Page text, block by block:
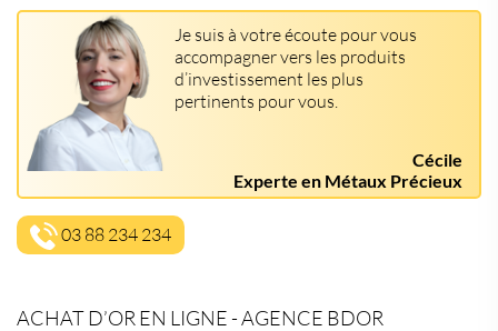
Je suis à votre écoute pour vous
accompagner vers les produits
d’investissement les plus
pertinents pour vous.
Cécile
Experte en Métaux Précieux
03 88 234 234
ACHAT D’OR EN LIGNE - AGENCE BDOR